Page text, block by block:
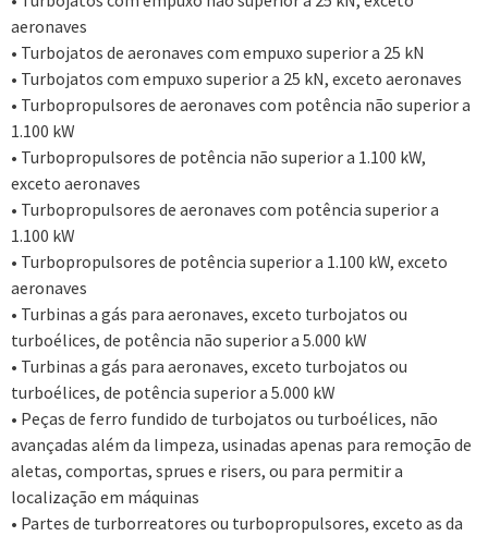
aeronaves
• Turbojatos de aeronaves com empuxo superior a 25 kN
• Turbojatos com empuxo superior a 25 kN, exceto aeronaves
• Turbopropulsores de aeronaves com potência não superior a
1.100 kW
• Turbopropulsores de potência não superior a 1.100 kW,
exceto aeronaves
• Turbopropulsores de aeronaves com potência superior a
1.100 kW
• Turbopropulsores de potência superior a 1.100 kW, exceto
aeronaves
• Turbinas a gás para aeronaves, exceto turbojatos ou
turboélices, de potência não superior a 5.000 kW
• Turbinas a gás para aeronaves, exceto turbojatos ou
turboélices, de potência superior a 5.000 kW
• Peças de ferro fundido de turbojatos ou turboélices, não
avançadas além da limpeza, usinadas apenas para remoção de
aletas, comportas, sprues e risers, ou para permitir a
localização em máquinas
• Partes de turborreatores ou turbopropulsores, exceto as da